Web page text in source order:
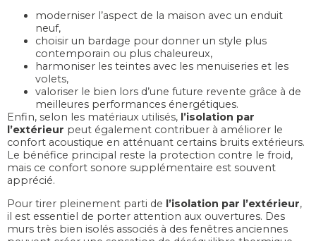
moderniser l’aspect de la maison avec un enduit
neuf,
choisir un bardage pour donner un style plus
contemporain ou plus chaleureux,
harmoniser les teintes avec les menuiseries et les
volets,
valoriser le bien lors d’une future revente grâce à de
meilleures performances énergétiques.
Enfin, selon les matériaux utilisés, l’isolation par
l’extérieur peut également contribuer à améliorer le
confort acoustique en atténuant certains bruits extérieurs.
Le bénéfice principal reste la protection contre le froid,
mais ce confort sonore supplémentaire est souvent
apprécié.
Pour tirer pleinement parti de l’isolation par l’extérieur,
il est essentiel de porter attention aux ouvertures. Des
murs très bien isolés associés à des fenêtres anciennes